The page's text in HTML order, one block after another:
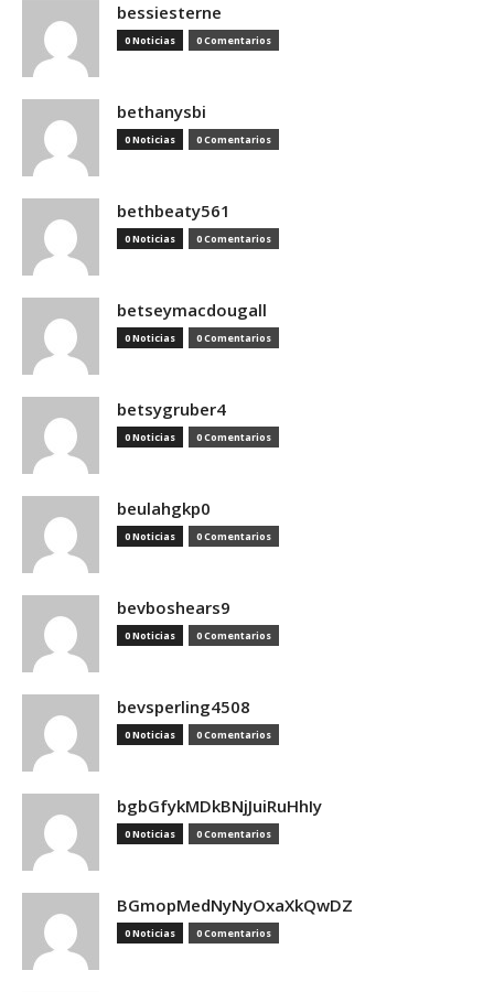
bessiesterne
0 Noticias 0 Comentarios
bethanysbi
0 Noticias 0 Comentarios
bethbeaty561
0 Noticias 0 Comentarios
betseymacdougall
0 Noticias 0 Comentarios
betsygruber4
0 Noticias 0 Comentarios
beulahgkp0
0 Noticias 0 Comentarios
bevboshears9
0 Noticias 0 Comentarios
bevsperling4508
0 Noticias 0 Comentarios
bgbGfykMDkBNjJuiRuHhIy
0 Noticias 0 Comentarios
BGmopMedNyNyOxaXkQwDZ
0 Noticias 0 Comentarios